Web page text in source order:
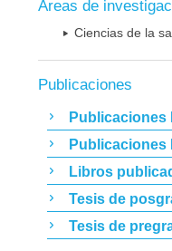
Áreas de
Ciencias de la
Publicaciones
Publicaciones
Publicaciones
Libros
Tesis de
Tesis de